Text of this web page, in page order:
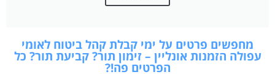
מחפשים פרטים על ימי קבלת קהל ביטוח לאומי
עפולה הזמנות אונליין – זימון תור? קביעת תור? כל
הפרטים פה!?